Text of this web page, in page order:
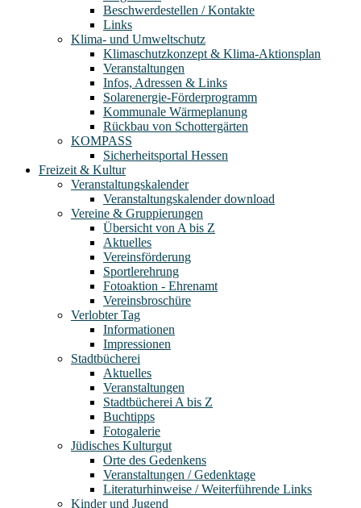
Beschwerdestellen / Kontakte
Links
Klima- und Umweltschutz
Klimaschutzkonzept & Klima-Aktionsplan
Veranstaltungen
Infos, Adressen & Links
Solarenergie-Förderprogramm
Kommunale Wärmeplanung
Rückbau von Schottergärten
KOMPASS
Sicherheitsportal Hessen
Freizeit & Kultur
Veranstaltungskalender
Veranstaltungskalender download
Vereine & Gruppierungen
Übersicht von A bis Z
Aktuelles
Vereinsförderung
Sportlerehrung
Fotoaktion - Ehrenamt
Vereinsbroschüre
Verlobter Tag
Informationen
Impressionen
Stadtbücherei
Aktuelles
Veranstaltungen
Stadtbücherei A bis Z
Buchtipps
Fotogalerie
Jüdisches Kulturgut
Orte des Gedenkens
Veranstaltungen / Gedenktage
Literaturhinweise / Weiterführende Links
Kinder und Jugend